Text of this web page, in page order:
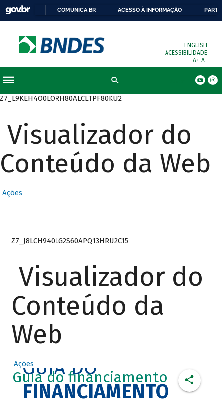
COMUNICA BR ACESSO À INFORMAÇÃO
ENGLISH
ACESSIBILIDADE
A+ A-
Z7_L9KEH4O0LORH80ALCLTPF80KU2
Visualizador do
Conteúdo da Web
Ações
Z7_J8LCH940LG2S60APQ13HRU2C15
Visualizador do
Conteúdo da
Web
Ações
Guia do financiamento
GUIA DO
FINANCIAMENTO